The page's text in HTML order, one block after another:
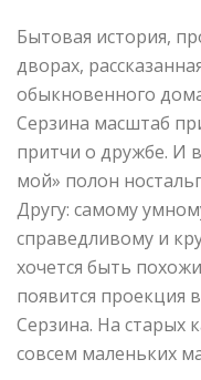
Бытовая история,
дворах,
обыкновенного
Серзина масштаб
притчи о дружбе. И
мой» полон
Другу: самому
справедливому и
хочется быть
появится проекция
Серзина. На старых
совсем маленьких